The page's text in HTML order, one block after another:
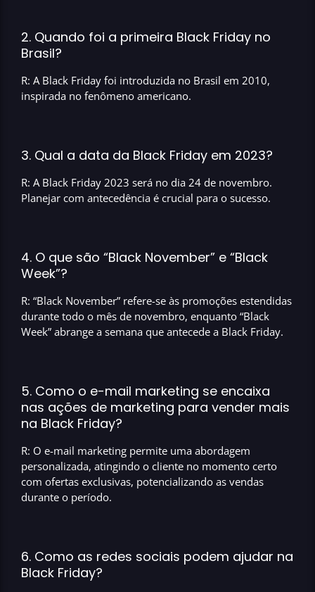
2. Quando foi a primeira Black Friday no
Brasil?
R: A Black Friday foi introduzida no Brasil em 2010,
inspirada no fenômeno americano.
3. Qual a data da Black Friday em 2023?
R: A Black Friday 2023 será no dia 24 de novembro.
Planejar com antecedência é crucial para o sucesso.
4. O que são “Black November” e “Black
Week”?
R: “Black November” refere-se às promoções estendidas
durante todo o mês de novembro, enquanto “Black
Week” abrange a semana que antecede a Black Friday.
5. Como o e-mail marketing se encaixa
nas ações de marketing para vender mais
na Black Friday?
R: O e-mail marketing permite uma abordagem
personalizada, atingindo o cliente no momento certo
com ofertas exclusivas, potencializando as vendas
durante o período.
6. Como as redes sociais podem ajudar na
Black Friday?